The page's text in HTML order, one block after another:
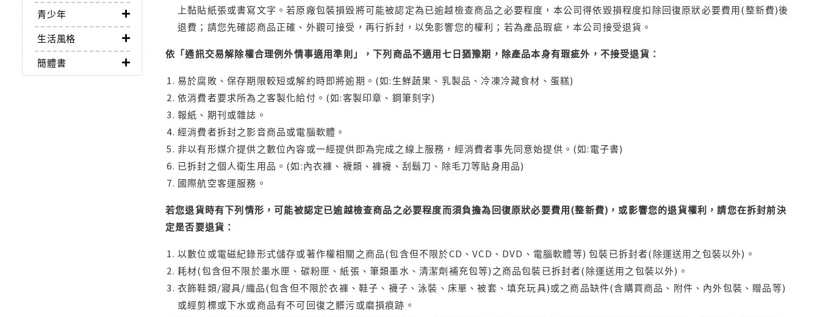
青少年
生活風格
簡體書
上黏貼紙張或書寫文字。若原廠包裝損毀將可能被認定為已逾越檢查商品之必要程度，本公司得依毀損程度扣除回復原狀必要費用(整新費)後
退費；請您先確認商品正確、外觀可接受，再行拆封，以免影響您的權利；若為產品瑕疵，本公司接受退貨。
依「通訊交易解除權合理例外情事適用準則」，下列商品不適用七日猶豫期，除產品本身有瑕疵外，不接受退貨：
易於腐敗、保存期限較短或解約時即將逾期。(如:生鮮蔬果、乳製品、冷凍冷藏食材、蛋糕)
依消費者要求所為之客製化給付。(如:客製印章、鋼筆刻字)
報紙、期刊或雜誌。
經消費者拆封之影音商品或電腦軟體。
非以有形媒介提供之數位內容或一經提供即為完成之線上服務，經消費者事先同意始提供。(如:電子書)
已拆封之個人衛生用品。(如:內衣褲、襪類、褲襪、刮鬍刀、除毛刀等貼身用品)
國際航空客運服務。
若您退貨時有下列情形，可能被認定已逾越檢查商品之必要程度而須負擔為回復原狀必要費用(整新費)，或影響您的退貨權利，請您在拆封前決
定是否要退貨：
以數位或電磁紀錄形式儲存或著作權相關之商品(包含但不限於CD、VCD、DVD、電腦軟體等) 包裝已拆封者(除運送用之包裝以外)。
耗材(包含但不限於墨水匣、碳粉匣、紙張、筆類墨水、清潔劑補充包等)之商品包裝已拆封者(除運送用之包裝以外)。
衣飾鞋類/寢具/織品(包含但不限於衣褲、鞋子、襪子、泳裝、床單、被套、填充玩具)或之商品缺件(含購買商品、附件、內外包裝、贈品等)
或經剪標或下水或商品有不可回復之髒污或磨損痕跡。